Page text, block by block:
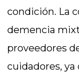
condición. La
demencia
proveedores
cuidadores,